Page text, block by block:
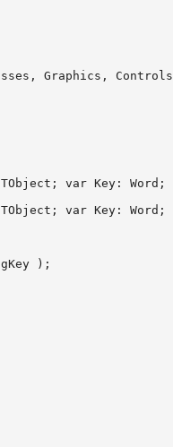
Graphics,
var Key: Word;
var Key: Word;
);